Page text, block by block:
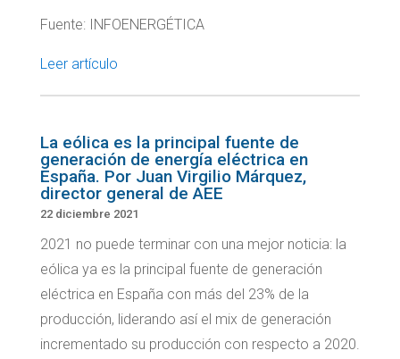
Fuente: INFOENERGÉTICA
Leer artículo
La eólica es la principal fuente de
generación de energía eléctrica en
España. Por Juan Virgilio Márquez,
director general de AEE
22 diciembre 2021
2021 no puede terminar con una mejor noticia: la
eólica ya es la principal fuente de generación
eléctrica en España con más del 23% de la
producción, liderando así el mix de generación
incrementado su producción con respecto a 2020.